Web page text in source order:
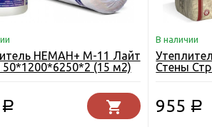
НЕМАН+ М-11 Лайт
50*1200*6250*2 (15 м2)
Р
В наличии
Стены
955 Р